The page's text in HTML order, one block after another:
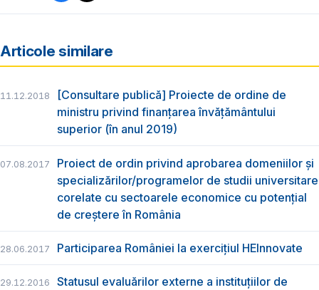
Articole similare
11.12.2018
[Consultare publică] Proiecte de ordine de
ministru privind finanțarea învățământului
superior (în anul 2019)
07.08.2017
Proiect de ordin privind aprobarea domeniilor și
specializărilor/programelor de studii universitare
corelate cu sectoarele economice cu potențial
de creștere în România
28.06.2017 Participarea României la exercițiul HEInnovate
29.12.2016
Statusul evaluărilor externe a instituțiilor de